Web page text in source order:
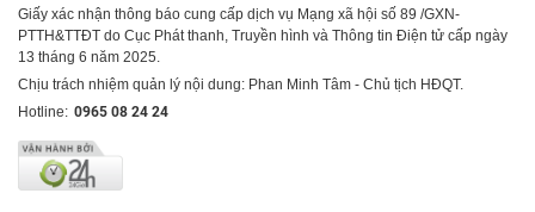
Giấy xác nhận thông báo cung cấp dịch vụ Mạng xã hội số 89 /GXN-
PTTH&TTĐT do Cục Phát thanh, Truyền hình và Thông tin Điện tử cấp ngày
13 tháng 6 năm 2025.
Chịu trách nhiệm quản lý nội dung: Phan Minh Tâm - Chủ tịch HĐQT.
Hotline: 0965 08 24 24